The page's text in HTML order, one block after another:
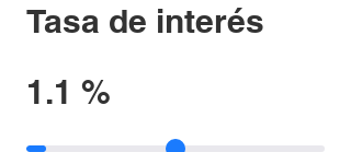
Tasa de interés
1.1 %